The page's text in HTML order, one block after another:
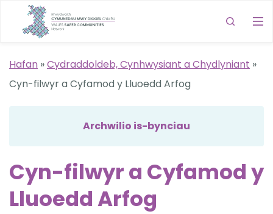
Hafan »Cydraddoldeb, Cynhwysiant a Chydlyniant »
Cyn-filwyr a Cyfamod y Lluoedd Arfog
Archwilio is-bynciau
Cyn-filwyr a Cyfamod y
Lluoedd Arfog